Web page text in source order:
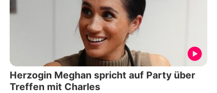
Herzogin Meghan spricht auf Party über
Treffen mit Charles